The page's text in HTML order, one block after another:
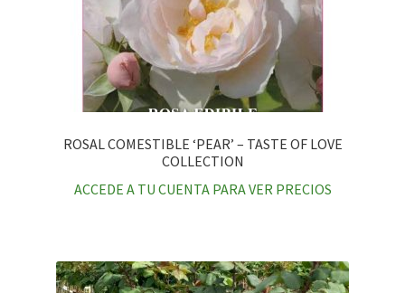
ROSAL COMESTIBLE ‘PEAR’ – TASTE OF LOVE
COLLECTION
ACCEDE A TU CUENTA PARA VER PRECIOS